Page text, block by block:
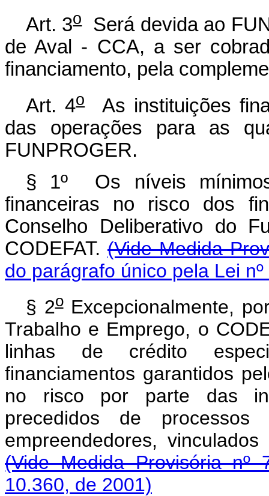
Art. 3oSerá devida ao
de Aval - CCA, a ser
financiamento, pela
Art. 4oAs instituições
das operações para as
FUNPROGER.
§ 1º Os níveis
financeiras no risco dos
Conselho Deliberativo do
CODEFAT. (Vide Medida
do parágrafo único pela Lei
§ 2oExcepcionalmente,
Trabalho e Emprego, o
linhas de crédito
financiamentos garantidos
no risco por parte das
precedidos de
empreendedores,
(Vide Medida Provisória nº
10.360, de 2001)